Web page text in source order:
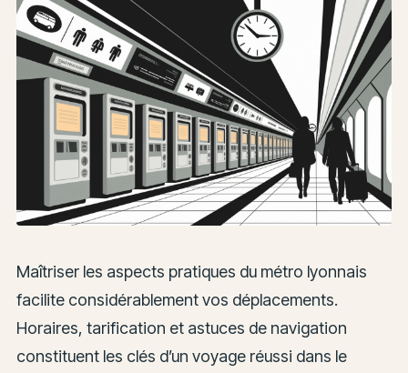
Maîtriser les aspects pratiques du métro lyonnais
facilite considérablement vos déplacements.
Horaires, tarification et astuces de navigation
constituent les clés d’un voyage réussi dans le